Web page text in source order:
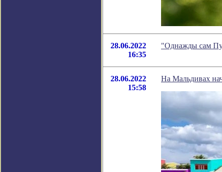
28.06.2022
16:35
"Однажды сам
28.06.2022
15:58
На Мальдивах